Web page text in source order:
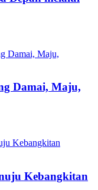
Damai, Maju,
Kebangkitan